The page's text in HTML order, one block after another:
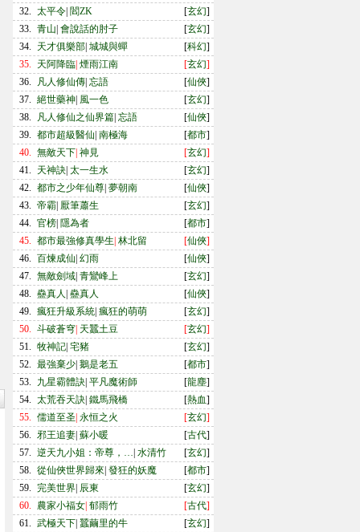
32. 太平令 閻ZK [玄幻]
33. 青山 會說話的肘子 [玄幻]
34.
天才俱樂部 城城與蟬 [科幻]
35.
天阿降臨 煙雨江南 [玄幻]
36.
凡人修仙傳 忘語 [仙俠]
37. 絕世藥神 風一色 [玄幻]
38.
凡人修仙之仙界篇 忘語 [仙俠]
39. 都市超級醫仙 南極海 [都市]
40. 無敵天下 神見 [玄幻]
41.
天神訣 太一生水 [玄幻]
42. 都市之少年仙尊 夢朝南 [仙俠]
43. 帝霸 厭筆蕭生 [玄幻]
44. 官榜 隱為者 [都市]
45. 都市最強修真學生 林北留 [仙俠]
46. 百煉成仙 幻雨 [仙俠]
47. 無敵劍域 青鸞峰上 [玄幻]
48. 蠱真人 蠱真人 [仙俠]
49. 瘋狂升級系統 瘋狂的萌萌 [玄幻]
50. 斗破蒼穹 天蠶土豆 [玄幻]
51. 牧神記 宅豬 [玄幻]
52. 最強棄少 鵝是老五 [都市]
53.
九星霸體訣 平凡魔術師 [龍塵]
54. 太荒吞天訣 鐵馬飛橋 [熱血]
55. 儒道至圣 永恒之火 [玄幻]
56. 邪王追妻 蘇小暖 [古代]
57. 逆天九小姐：帝尊，… 水清竹 [玄幻]
58. 從仙俠世界歸來 發狂的妖魔 [都市]
59. 完美世界 辰東 [玄幻]
60.
農家小福女 郁雨竹 [古代]
61. 武極天下 蠶繭里的牛 [玄幻]